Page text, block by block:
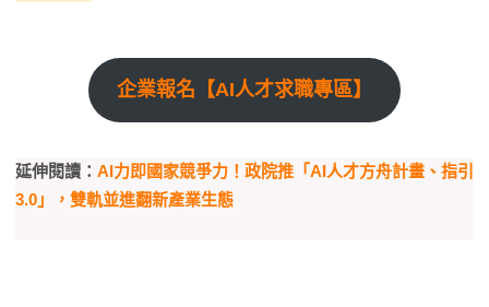
企業報名【AI人才求職專區】
延伸閱讀： AI力即國家競爭力！政院推「AI人才方舟計畫、指引
3.0」，雙軌並進翻新產業生態